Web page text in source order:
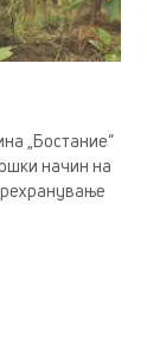
„Бостание“
начин на